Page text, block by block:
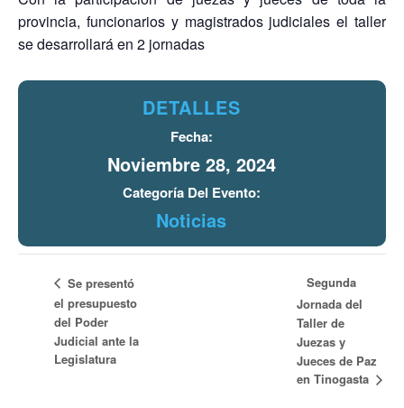
provincia, funcionarios y magistrados judiciales el taller
se desarrollará en 2 jornadas
DETALLES
Fecha:
Noviembre 28, 2024
Categoría Del Evento:
Noticias
Se presentó
el presupuesto
del Poder
Judicial ante la
Legislatura
Segunda
Jornada del
Taller de
Juezas y
Jueces de Paz
en Tinogasta